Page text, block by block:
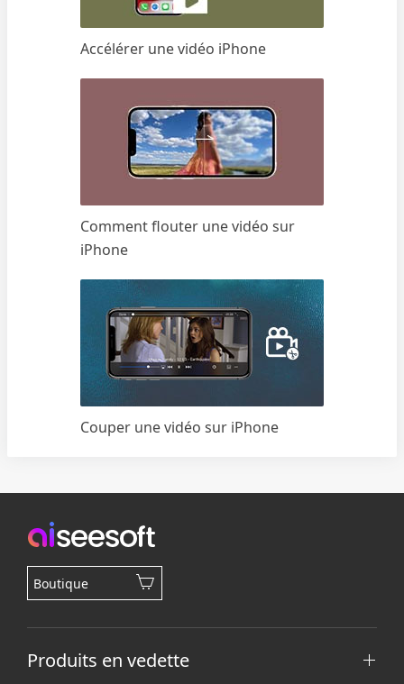
Accélérer une vidéo iPhone
Comment flouter une vidéo sur
iPhone
Couper une vidéo sur iPhone
Boutique
Produits en vedette